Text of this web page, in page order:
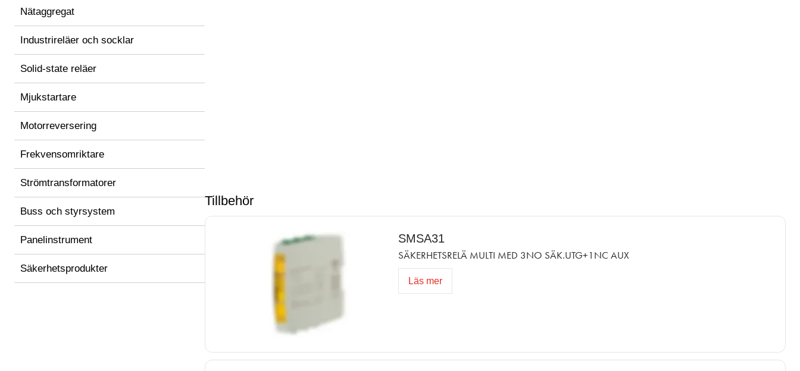
Nätaggregat
Industrireläer och socklar
Solid-state reläer
Mjukstartare
Motorreversering
Frekvensomriktare
Strömtransformatorer
Buss och styrsystem
Panelinstrument
Säkerhetsprodukter
Tillbehör
SMSA31
SÄKERHETSRELÄ MULTI MED 3NO SÄK.UTG+1NC AUX
Läs mer